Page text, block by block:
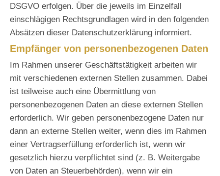
DSGVO erfolgen. Über die jeweils im Einzelfall
einschlägigen Rechtsgrundlagen wird in den folgenden
Absätzen dieser Datenschutzerklärung informiert.
Empfänger von personenbezogenen Daten
Im Rahmen unserer Geschäftstätigkeit arbeiten wir
mit verschiedenen externen Stellen zusammen. Dabei
ist teilweise auch eine Übermittlung von
personenbezogenen Daten an diese externen Stellen
erforderlich. Wir geben personenbezogene Daten nur
dann an externe Stellen weiter, wenn dies im Rahmen
einer Vertragserfüllung erforderlich ist, wenn wir
gesetzlich hierzu verpflichtet sind (z. B. Weitergabe
von Daten an Steuerbehörden), wenn wir ein